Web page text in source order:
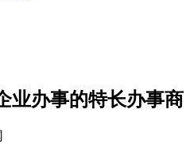
业办事的特长办事商